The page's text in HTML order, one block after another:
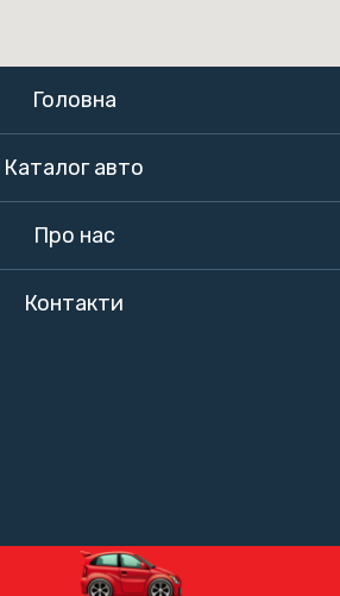
Головна
Каталог авто
Про нас
Контакти